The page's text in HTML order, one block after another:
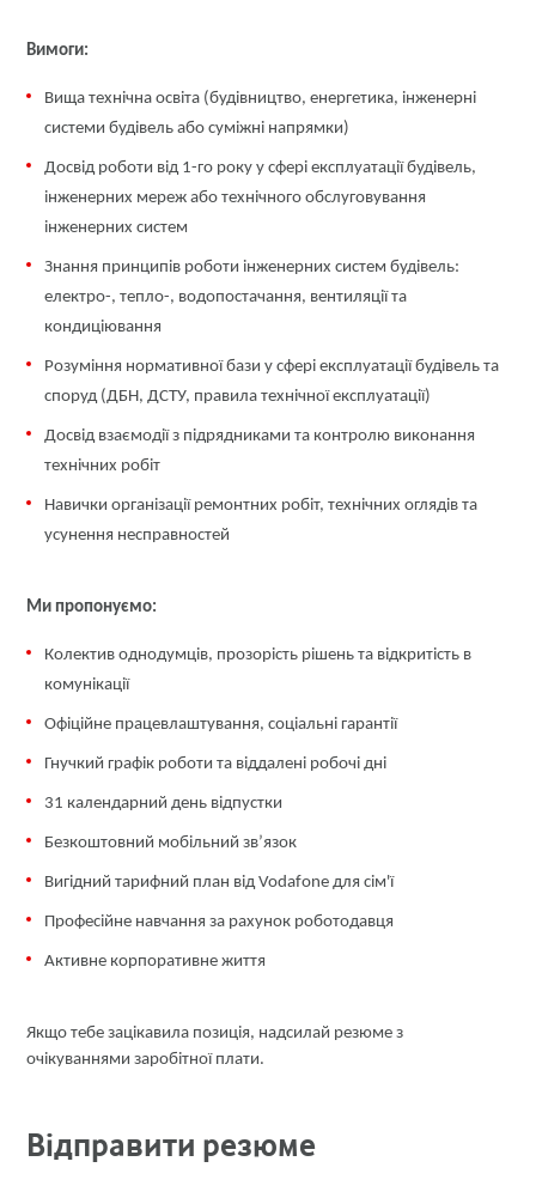
Вимоги:
Вища технічна освіта (будівництво, енергетика, інженерні
системи будівель або суміжні напрямки)
Досвід роботи від 1-го року у сфері експлуатації будівель,
інженерних мереж або технічного обслуговування
інженерних систем
Знання принципів роботи інженерних систем будівель:
електро-, тепло-, водопостачання, вентиляції та
кондиціювання
Розуміння нормативної бази у сфері експлуатації будівель та
споруд (ДБН, ДСТУ, правила технічної експлуатації)
Досвід взаємодії з підрядниками та контролю виконання
технічних робіт
Навички організації ремонтних робіт, технічних оглядів та
усунення несправностей
Ми пропонуємо:
Колектив однодумців, прозорість рішень та відкритість в
комунікації
Офіційне працевлаштування, соціальні гарантії
Гнучкий графік роботи та віддалені робочі дні
31 календарний день відпустки
Безкоштовний мобільний зв’язок
Вигідний тарифний план від Vodafone для сім'ї
Професійне навчання за рахунок роботодавця
Активне корпоративне життя
Якщо тебе зацікавила позиція, надсилай резюме з
очікуваннями заробітної плати.
Відправити резюме